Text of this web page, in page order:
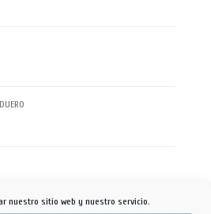
nuestro sitio web y nuestro servicio.